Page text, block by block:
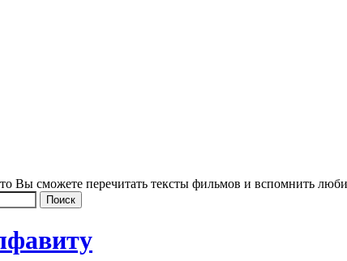
Вы сможете перечитать тексты фильмов и вспомнить